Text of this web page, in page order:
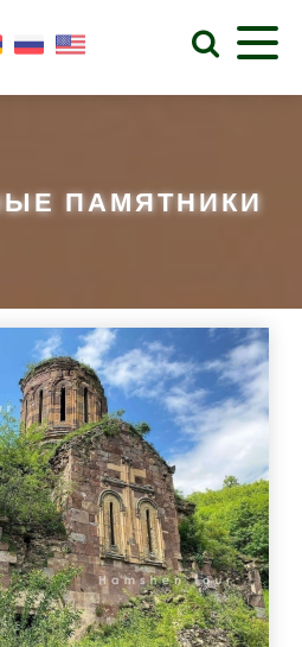
ПАМЯТНИКИ